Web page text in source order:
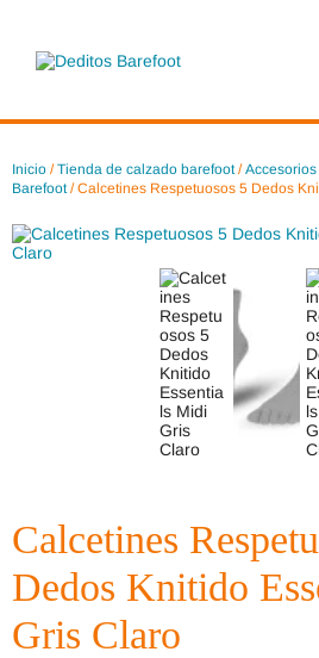
Inicio /Tienda de calzado barefoot/Accesorios
Barefoot/ Calcetines Respetuosos 5 Dedos
Calcetines
Dedos Knitido
Gris Claro